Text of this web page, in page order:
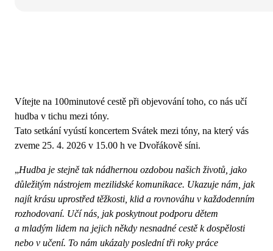
Vítejte na 100minutové cestě při objevování toho, co nás učí
hudba v tichu mezi tóny.
Tato setkání vyústí koncertem Svátek mezi tóny, na který vás
zveme 25. 4. 2026 v 15.00 h ve Dvořákově síni.
„Hudba je stejně tak nádhernou ozdobou našich životů, jako
důležitým nástrojem mezilidské komunikace. Ukazuje nám, jak
najít krásu uprostřed těžkosti, klid a rovnováhu v každodenním
rozhodovaní. Učí nás, jak poskytnout podporu dětem
a mladým lidem na jejich někdy nesnadné cestě k dospělosti
nebo v učení. To nám ukázaly poslední tři roky práce